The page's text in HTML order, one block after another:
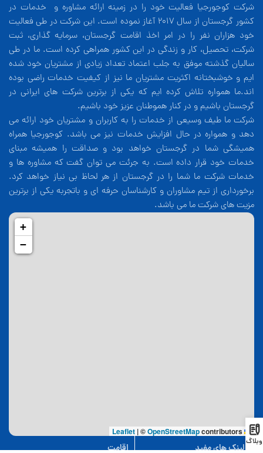
شرکت کوجورجیا فعالیت خود را در زمینه ارائه مشاوره و خدمات در
کشور گرجستان از سال 2017 آغاز نموده است. این شرکت در طی فعالیت
خود هزاران نفر را در امر اخذ اقامت گرجستان، سرمایه گذاری، ثبت
شرکت، تحصیل، کار و زندگی در این کشور همراهی کرده است. ما در طی
سالیان گذشته موفق به جلب اعتماد تعداد زیادی از مشتریان خود شده
ایم و خوشبختانه اکثریت مشتریان ما نیز از کیفیت خدمات راضی بوده
اند.ما همواره تلاش کرده ایم که یکی از برترین شرکت های ایرانی در
گرجستان باشیم و در کنار هموطنان عزیز خود باشیم.
شرکت ما طیف وسیعی از خدمات را به کاربران و مشتریان خود ارائه می
دهد و همواره در حال افزایش خدمات نیز می باشد. کوجورجیا همراه
همیشگی شما در گرجستان خواهد بود و صداقت را همیشه مبنای
خدمات خود قرار داده است. به جرئت می توان گفت که مشاوره ها و
خدمات شرکت ما شما را در گرجستان از هر لحاظ بی نیاز خواهد کرد.
برخورداری از تیم مشاوران و کارشناسان حرفه ای و باتجربه یکی از برترین
مزیت های شرکت ما می باشد.
+
−
Leaflet
|©OpenStreetMapcontributors
اقامت لینک های مفیدوبلاگ